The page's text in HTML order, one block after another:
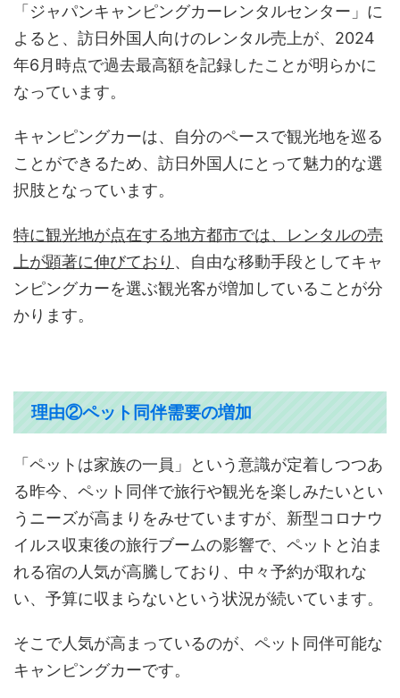
「ジャパンキャンピングカーレンタルセンター」に
よると、訪日外国人向けのレンタル売上が、2024
年6月時点で過去最高額を記録したことが明らかに
なっています。
キャンピングカーは、自分のペースで観光地を巡る
ことができるため、訪日外国人にとって魅力的な選
択肢となっています。
特に観光地が点在する地方都市では、レンタルの売
上が顕著に伸びており 、自由な移動手段としてキャ
ンピングカーを選ぶ観光客が増加していることが分
かります。
理由②ペット同伴需要の増加
「ペットは家族の一員」という意識が定着しつつあ
る昨今、ペット同伴で旅行や観光を楽しみたいとい
うニーズが高まりをみせていますが、新型コロナウ
イルス収束後の旅行ブームの影響で、ペットと泊ま
れる宿の人気が高騰しており、中々予約が取れな
い、予算に収まらないという状況が続いています。
そこで人気が高まっているのが、ペット同伴可能な
キャンピングカーです。